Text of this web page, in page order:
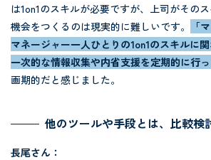
は1on1のスキルが必要ですが、上司がその
機会をつくるのは現実的に難しいです。
「
マネージャー一人ひとりの1on1のスキルに
一次的な情報収集や内省支援を定期的に行っ
画期的だと感じました。
他のツールや手段とは、比較検
長尾さん：